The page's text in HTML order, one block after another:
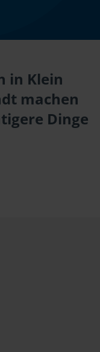
in Klein
machen
Dinge